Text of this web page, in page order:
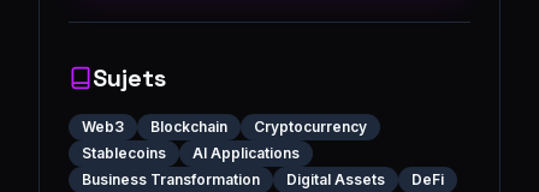
Sujets
Web3 Blockchain
Cryptocurrency
Stablecoins
AI Applications
Business Transformation
Digital Assets
DeFi